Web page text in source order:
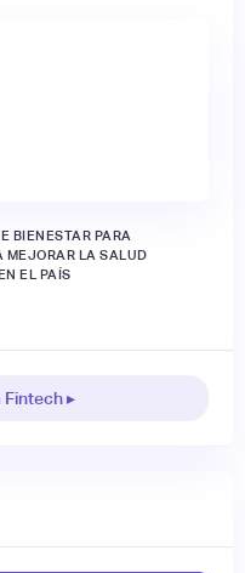
BIENESTAR PARA
MEJORAR LA SALUD
EL PAÍS
▸